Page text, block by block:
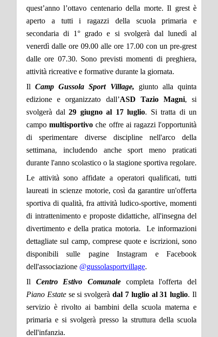
quest’anno l’ottavo centenario della morte. Il grest è
aperto a tutti i ragazzi della scuola primaria e
secondaria di 1° grado e si svolgerà dal lunedì al
venerdì dalle ore 09.00 alle ore 17.00 con un pre-grest
dalle ore 07.30. Sono previsti momenti di preghiera,
attività ricreative e formative durante la giornata.
IlCamp Gussola Sport Village, giunto alla quinta
edizione e organizzato dall’ASD Tazio Magni, si
svolgerà dal 29 giugno al 17 luglio. Si tratta di un
campomultisportivo che offre ai ragazzi l'opportunità
di sperimentare diverse discipline nell'arco della
settimana, includendo anche sport meno praticati
durante l'anno scolastico o la stagione sportiva regolare.
Le attività sono affidate a operatori qualificati, tutti
laureati in scienze motorie, così da garantire un'offerta
sportiva di qualità, fra attività ludico-sportive, momenti
di intrattenimento e proposte didattiche, all'insegna del
divertimento e della pratica motoria. Le informazioni
dettagliate sul camp, comprese quote e iscrizioni, sono
disponibili sulle pagine Instagram e Facebook
dell'associazione @gussolasportvillage.
Il Centro Estivo Comunale completa l'offerta del
Piano Estatese si svolgeràdal 7 luglio al 31 luglio. Il
servizio è rivolto ai bambini della scuola materna e
primaria e si svolgerà presso la struttura della scuola
dell'infanzia.